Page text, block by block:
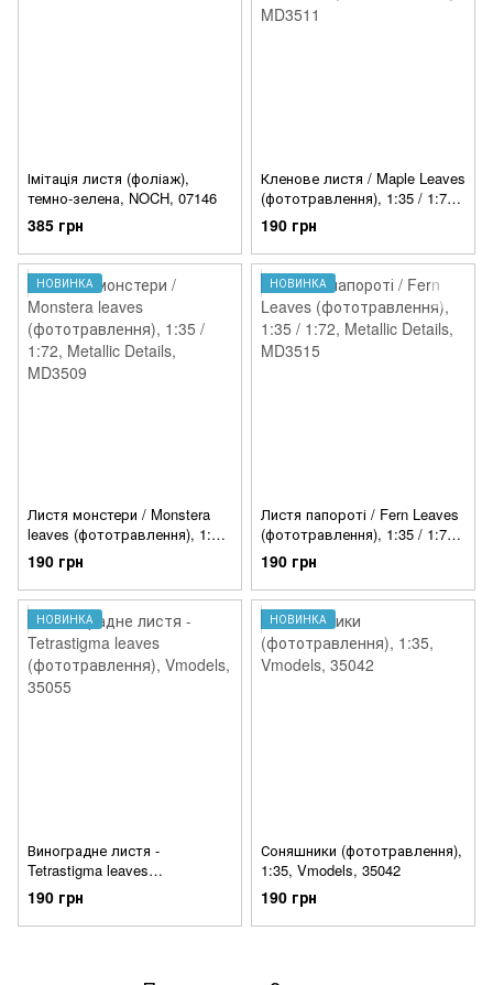
Імітація листя (фоліаж),
темно-зелена, NOCH, 07146
385 грн
Кленове листя / Maple Leaves
(фототравлення), 1:35 / 1:72,
Metallic Details, MD3511
190 грн
НОВИНКА
Листя монстери / Monstera
leaves (фототравлення), 1:35
/ 1:72, Metallic Details, MD3509
190 грн
НОВИНКА
Листя папороті / Fern Leaves
(фототравлення), 1:35 / 1:72,
Metallic Details, MD3515
190 грн
НОВИНКА
Виноградне листя -
Tetrastigma leaves
(фототравлення), Vmodels,
35055
190 грн
НОВИНКА
Соняшники (фототравлення),
1:35, Vmodels, 35042
190 грн